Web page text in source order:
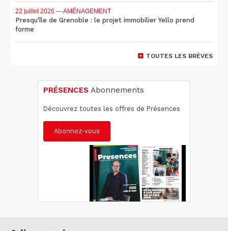
22 juillet 2026 — AMÉNAGEMENT
Presqu'île de Grenoble : le projet immobilier Yello prend
forme
TOUTES LES BRÈVES
PRÉSENCES Abonnements
Découvrez toutes les offres de Présences
Abonnez-vous